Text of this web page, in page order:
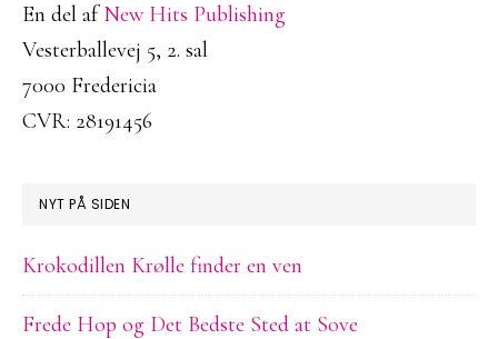
En del afNew Hits Publishing
Vesterballevej 5, 2. sal
7000 Fredericia
CVR: 28191456
NYT PÅ SIDEN
Krokodillen Krølle finder en ven
Frede Hop og Det Bedste Sted at Sove